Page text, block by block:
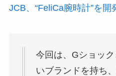
JCB、“FeliCa腕時計”を開
今回は、Gショッ
いブランドを持ち